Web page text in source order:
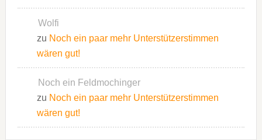
Wolfi
zu Noch ein paar mehr Unterstützerstimmen
wären gut!
Noch ein Feldmochinger
zu Noch ein paar mehr Unterstützerstimmen
wären gut!